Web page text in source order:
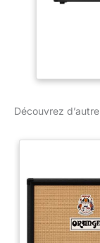
Découvrez